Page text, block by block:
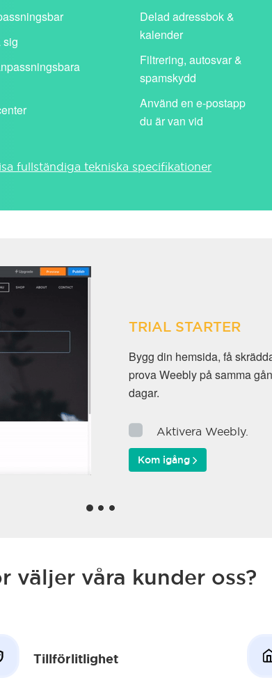
sig
Delad adressbok &
kalender
Filtrering, autosvar &
spamskydd
Använd en e-postapp
du är van vid
fullständiga tekniska specifikationer
TRIAL STARTER
Bygg din hemsida, få skräddarsydd e-
prova Weebly på samma gång.
Aktivera Weebly.
väljer våra kunder oss?
Tillförlitlighet